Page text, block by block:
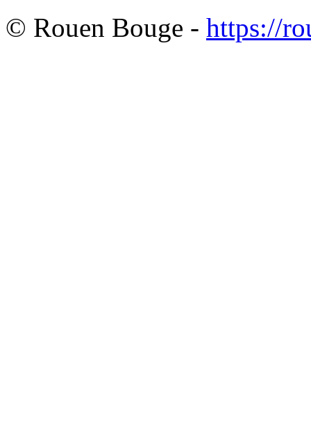
© Rouen Bouge - https://